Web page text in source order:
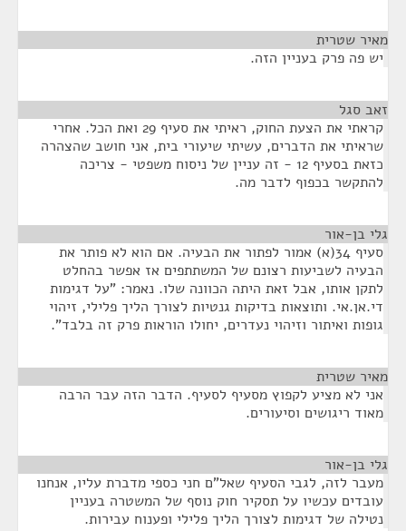
מאיר שטרית
יש פה פרק בעניין הזה.
זאב סגל
קראתי את הצעת החוק, ראיתי את סעיף 29 ואת הכל. אחרי
שראיתי את הדברים, עשיתי שיעורי בית, אני חושב שהצהרה
כזאת בסעיף 12 - זה עניין של ניסוח משפטי - צריכה
להתקשר בכפוף לדבר מה.
גלי בן-אור
סעיף 34(א) אמור לפתור את הבעיה. אם הוא לא פותר את
הבעיה לשביעות רצונם של המשתתפים אז אפשר בהחלט
לתקן אותו, אבל זאת היתה הכוונה שלו. נאמר: "על דגימות
די.אן.אי. ותוצאות בדיקות גנטיות לצורך הליך פלילי, זיהוי
גופות ואיתור וזיהוי נעדרים, יחולו הוראות פרק זה בלבד".
מאיר שטרית
אני לא מציע לקפוץ מסעיף לסעיף. הדבר הזה עבר הרבה
מאוד ריגושים וסיעורים.
גלי בן-אור
מעבר לזה, לגבי הסעיף שאל"ם חני כספי מדברת עליו, אנחנו
עובדים עכשיו על תסקיר חוק נוסף של המשטרה בעניין
נטילה של דגימות לצורך הליך פלילי ופענוח עבירות.